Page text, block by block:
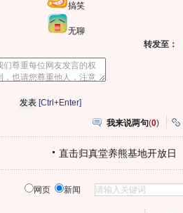
搞笑
无聊
转发至：
[Ctrl+Enter]
我来说两句(0)
直击归真堂养熊基地开放日
网页 新闻